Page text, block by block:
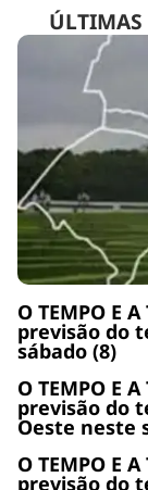
ÚLTIMAS
O TEMPO E
previsão do
sábado (8)
O TEMPO E
previsão do
Oeste neste
O TEMPO E
previsão do